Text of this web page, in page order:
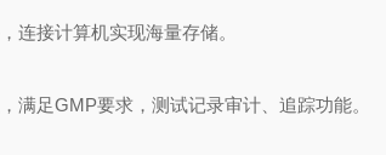
连接计算机实现海量存储。
满足GMP要求，测试记录审计、追踪功能。